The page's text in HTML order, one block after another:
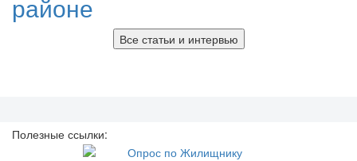
районе
Все статьи и интервью
Полезные ссылки: